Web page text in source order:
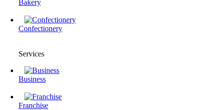
Bakery
Confectionery
Services
Business
Franchise